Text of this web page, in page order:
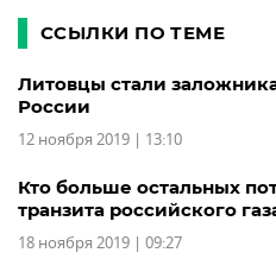
ССЫЛКИ ПО ТЕМЕ
Литовцы стали
России
12 ноября 2019 | 13:10
Кто больше остальных
транзита российского
18 ноября 2019 | 09:27